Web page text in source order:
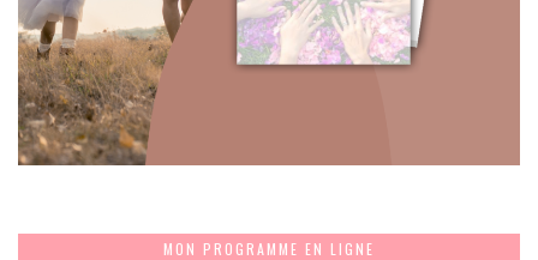
MON PROGRAMME EN LIGNE